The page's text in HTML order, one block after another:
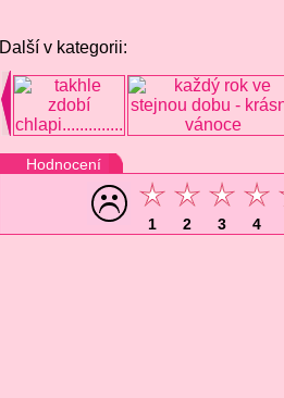
Další v kategorii:
Hodnocení
1 2 3 4